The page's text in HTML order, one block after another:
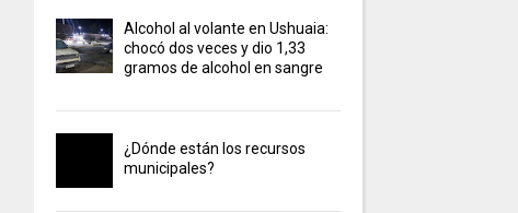
Alcohol al volante en Ushuaia:
chocó dos veces y dio 1,33
gramos de alcohol en sangre
¿Dónde están los recursos
municipales?